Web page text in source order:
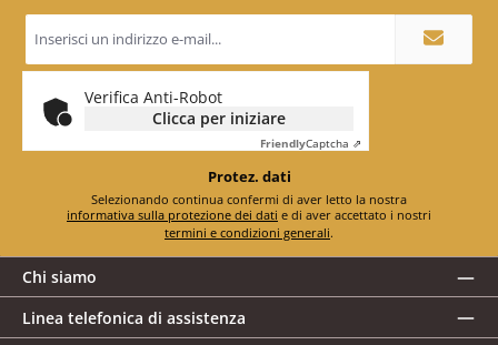
*
Verifica Anti-Robot
Clicca per iniziare
FriendlyCaptcha ⇗
Protez. dati
informativa sulla protezione dei dati
termini e condizioni generali.
Chi siamo
Linea telefonica di assistenza